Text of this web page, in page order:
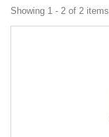
Showing 1 - 2 of 2 items